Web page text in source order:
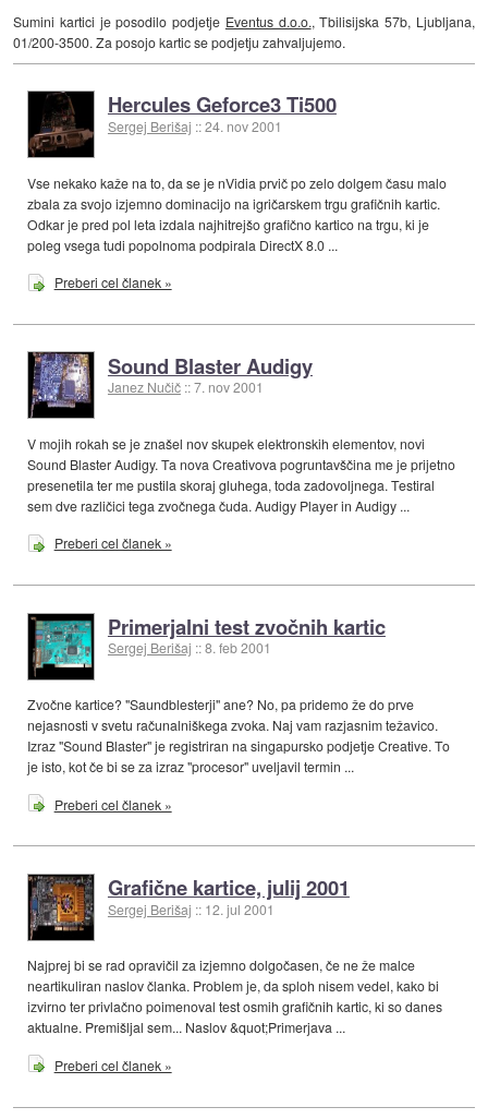
Sumini kartici je posodilo podjetje Eventus d.o.o., Tbilisijska 57b, Ljubljana,
01/200-3500. Za posojo kartic se podjetju zahvaljujemo.
Hercules Geforce3 Ti500
Sergej Berišaj ::24. nov 2001
Vse nekako kaže na to, da se je nVidia prvič po zelo dolgem času malo
zbala za svojo izjemno dominacijo na igričarskem trgu grafičnih kartic.
Odkar je pred pol leta izdala najhitrejšo grafično kartico na trgu, ki je
poleg vsega tudi popolnoma podpirala DirectX 8.0 ...
Preberi cel članek »
Sound Blaster Audigy
Janez Nučič ::7. nov 2001
V mojih rokah se je znašel nov skupek elektronskih elementov, novi
Sound Blaster Audigy. Ta nova Creativova pogruntavščina me je prijetno
presenetila ter me pustila skoraj gluhega, toda zadovoljnega. Testiral
sem dve različici tega zvočnega čuda. Audigy Player in Audigy ...
Preberi cel članek »
Primerjalni test zvočnih kartic
Sergej Berišaj ::8. feb 2001
Zvočne kartice? "Saundblesterji" ane? No, pa pridemo že do prve
nejasnosti v svetu računalniškega zvoka. Naj vam razjasnim težavico.
Izraz "Sound Blaster" je registriran na singapursko podjetje Creative. To
je isto, kot če bi se za izraz "procesor" uveljavil termin ...
Preberi cel članek »
Grafične kartice, julij 2001
Sergej Berišaj :: 12. jul 2001
Najprej bi se rad opravičil za izjemno dolgočasen, če ne že malce
neartikuliran naslov članka. Problem je, da sploh nisem vedel, kako bi
izvirno ter privlačno poimenoval test osmih grafičnih kartic, ki so danes
aktualne. Premišljal sem... Naslov &quot;Primerjava ...
Preberi cel članek »